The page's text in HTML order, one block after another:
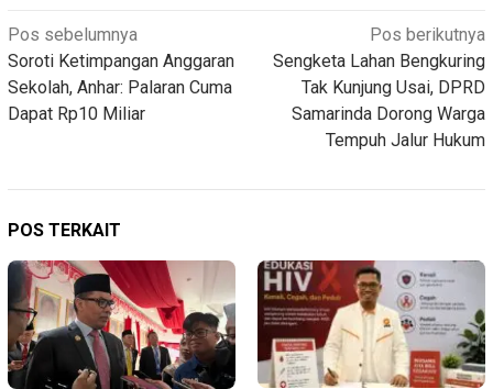
Navigasi
pos
Pos sebelumnya
Soroti Ketimpangan Anggaran
Sekolah, Anhar: Palaran Cuma
Dapat Rp10 Miliar
Pos berikutnya
Sengketa Lahan Bengkuring
Tak Kunjung Usai, DPRD
Samarinda Dorong Warga
Tempuh Jalur Hukum
POS TERKAIT